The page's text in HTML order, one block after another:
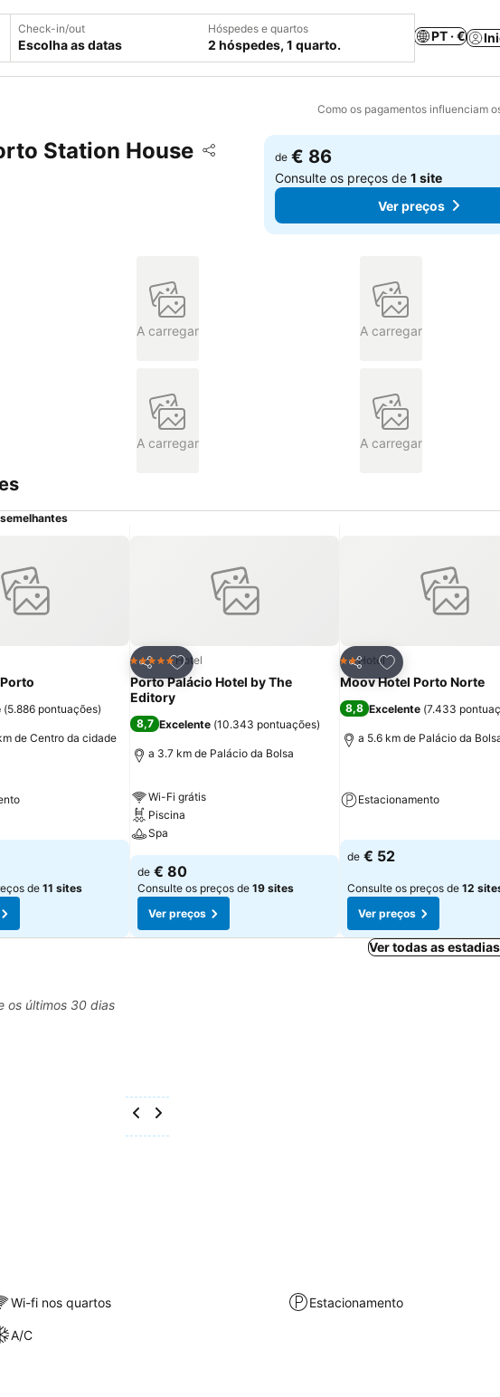
Check-in/out
Escolha as datas
Hóspedes e quartos
2 hóspedes, 1 quarto.
PT · €
Como os pagamentos influenciam
Station House Partilhar
Adicionar aos favoritos
de € 86
Consulte os preços de1 site
Ver preços
A carregar A carregar
A carregar A carregar
aos favoritos
(5.886 pontuações)
de Centro da cidade
de11 sites
Partilhar
Adicionar aos favoritos
5 EstrelasHotel
Porto Palácio Hotel by The
Editory
8,7 Excelente (10.343 pontuações)
a 3.7 km de Palácio da Bolsa
Wi-Fi grátis
Piscina
Spa
de € 80
Consulte os preços de 19 sites
Ver preços
Partilhar
Adicionar aos
2 Estrelas
Hotel
Moov Hotel Porto Norte
8,8 Excelente (7.433
a 5.6 km de Palácio da
Estacionamento
de € 52
Consulte os preços de 12
Ver preços
Ver todas as
os últimos 30 dias
Wi-fi nos quartos Estacionamento
A/C